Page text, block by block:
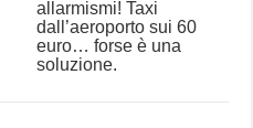
allarmismi! Taxi
dall’aeroporto sui 60
euro… forse è una
soluzione.